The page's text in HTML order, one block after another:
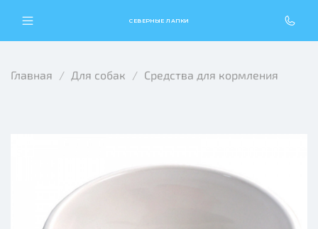
СЕВЕРНЫЕ ЛАПКИ
Главная Для собак Средства для кормления